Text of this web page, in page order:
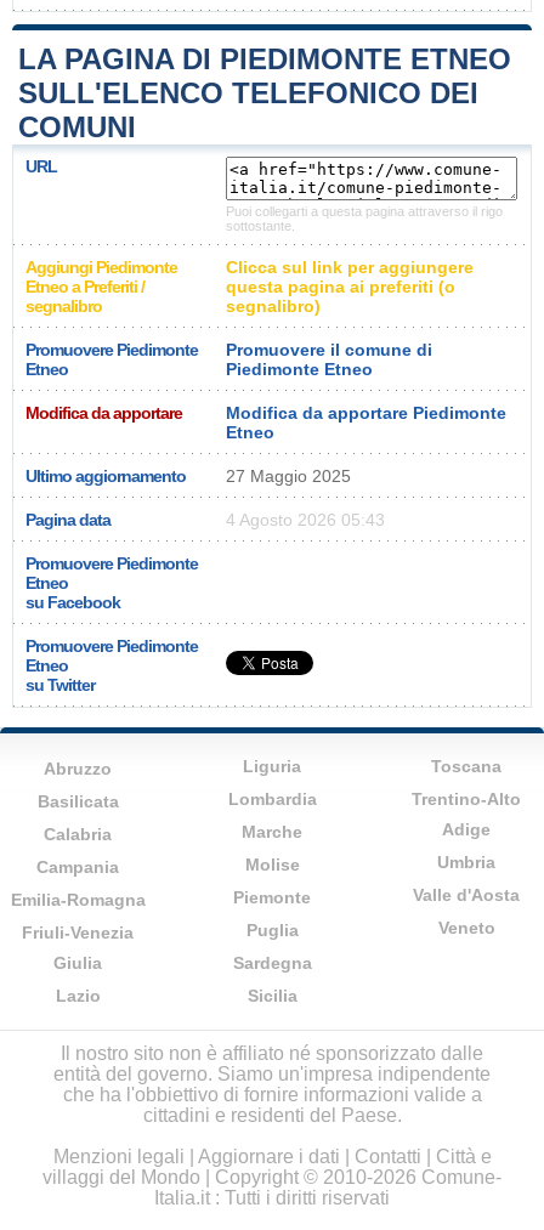
LA PAGINA DI PIEDIMONTE ETNEO
SULL'ELENCO TELEFONICO DEI
COMUNI
URL
Puoi collegarti a questa pagina attraverso il rigo
sottostante.
Aggiungi Piedimonte
Etneo a Preferiti /
segnalibro
Clicca sul link per aggiungere
questa pagina ai preferiti (o
segnalibro)
Promuovere Piedimonte
Etneo
Promuovere il comune di
Piedimonte Etneo
Modifica da apportare
Modifica da apportare Piedimonte
Etneo
Ultimo aggiornamento 27 Maggio 2025
Pagina data 4 Agosto 2026 05:43
Promuovere Piedimonte
Etneo
su Facebook
Promuovere Piedimonte
Etneo
su Twitter
Abruzzo
Basilicata
Calabria
Campania
Emilia-Romagna
Friuli-Venezia
Giulia
Lazio
Liguria
Lombardia
Marche
Molise
Piemonte
Puglia
Sardegna
Sicilia
Toscana
Trentino-Alto
Adige
Umbria
Valle d'Aosta
Veneto
Il nostro sito non è affiliato né sponsorizzato dalle
entità del governo. Siamo un'impresa indipendente
che ha l'obbiettivo di fornire informazioni valide a
cittadini e residenti del Paese.
Menzioni legali
Aggiornare i dati Contatti
Città e
villaggi del Mondo | Copyright © 2010-2026 Comune-
Italia.it : Tutti i diritti riservati